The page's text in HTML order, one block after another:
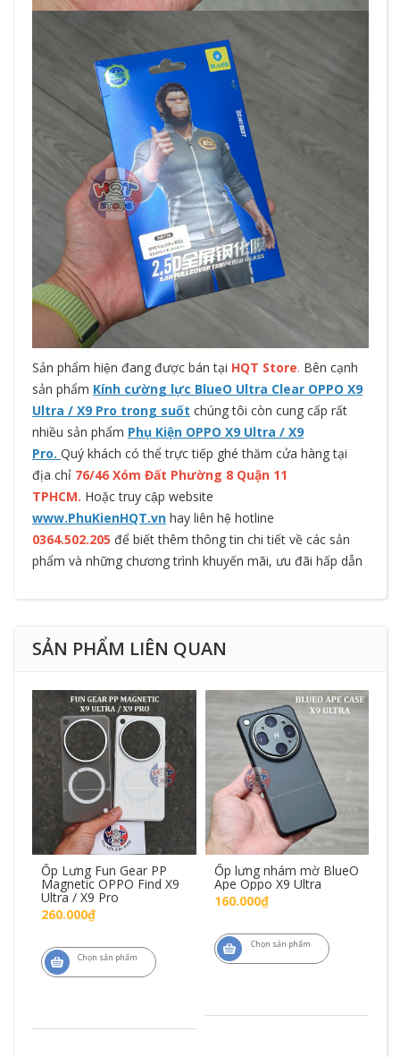
Sản phẩm hiện đang được bán tại HQT Store. Bên cạnh
sản phẩm Kính cường lực BlueO Ultra Clear OPPO X9
Ultra / X9 Pro trong suốt chúng tôi còn cung cấp rất
nhiều sản phẩm Phụ Kiện OPPO X9 Ultra / X9
Pro. Quý khách có thể trực tiếp ghé thăm cửa hàng tại
địa chỉ 76/46 Xóm Đất Phường 8 Quận 11
TPHCM. Hoặc truy cập website
www.PhuKienHQT.vn hay liên hệ hotline
0364.502.205 để biết thêm thông tin chi tiết về các sản
phẩm và những chương trình khuyến mãi, ưu đãi hấp dẫn
SẢN PHẨM LIÊN QUAN
Ốp Lưng Fun Gear PP
Magnetic OPPO Find X9
Ultra / X9 Pro
260.000₫
Chọn sản phẩm
Ốp lưng nhám mờ BlueO
Ape Oppo X9 Ultra
160.000₫
Chọn sản phẩm